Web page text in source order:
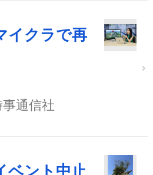
イクラで再
事通信社
ベント中止